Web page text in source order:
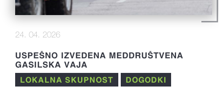
24. 04. 2026
USPEŠNO IZVEDENA MEDDRUŠTVENA
GASILSKA VAJA
LOKALNA SKUPNOST DOGODKI